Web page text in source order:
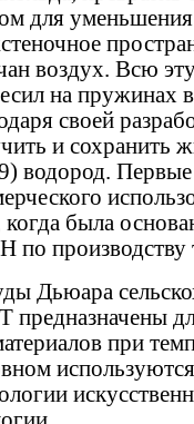
для
воздух. Всю
на пружинах
своей
и сохранить
водород.
когда была
по производству
Дьюара
предназначены
при